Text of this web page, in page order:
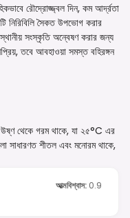
রৌদ্রোজ্জ্বল দিন, কম আর্দ্রতা
নিরিবিলি সৈকত উপভোগ করার
স্থানীয় সংস্কৃতি অন্বেষণ করার জন্য
তবে আবহাওয়া সমস্ত বহিরঙ্গন
উষ্ণ থেকে গরম থাকে, যা ২৫°C এর
সাধারণত শীতল এবং মনোরম থাকে,
আত্মবিশ্বাস: 0.9